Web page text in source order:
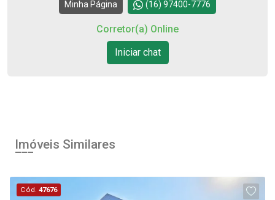
Continuar
Minha Página (16) 97400-7776
Corretor(a) Online
Iniciar chat
Imóveis Similares
Cód.47676